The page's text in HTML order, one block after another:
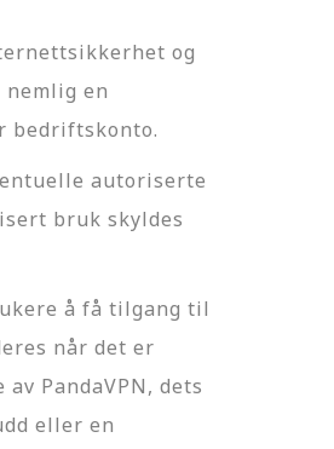
og
en
bedriftskonto.
autoriserte
bruk skyldes
å få tilgang til
når det er
PandaVPN, dets
eller en